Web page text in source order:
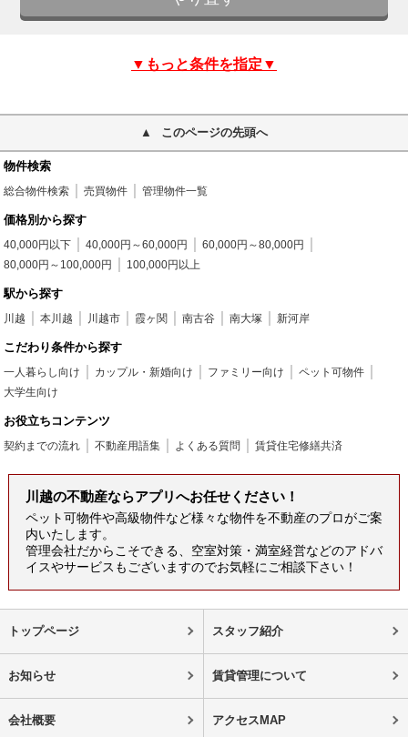
▼もっと条件を指定▼
このページの先頭へ
物件検索
総合物件検索 売買物件 管理物件一覧
価格別から探す
40,000円以下 40,000円～60,000円
60,000円～80,000円
80,000円～100,000円
100,000円以上
駅から探す
川越 本川越 川越市 霞ヶ関 南古谷 南大塚 新河岸
こだわり条件から探す
一人暮らし向け カップル・新婚向け ファミリー向け
ペット可物件
大学生向け
お役立ちコンテンツ
契約までの流れ 不動産用語集 よくある質問 賃貸住宅修繕共済
川越の不動産ならアプリへお任せください！
ペット可物件や高級物件など様々な物件を不動産のプロがご案
内いたします。
管理会社だからこそできる、空室対策・満室経営などのアドバ
イスやサービスもございますのでお気軽にご相談下さい！
トップページ スタッフ紹介
お知らせ 賃貸管理について
会社概要 アクセスMAP